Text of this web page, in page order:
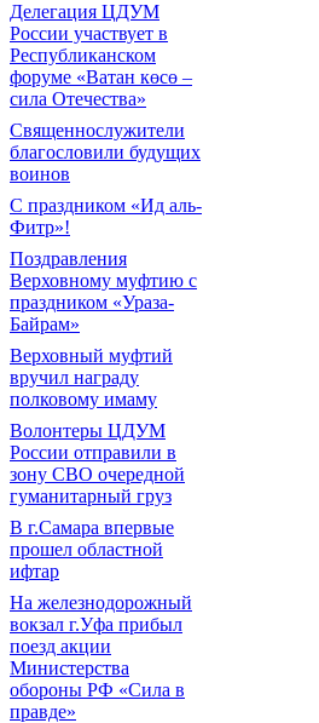
Делегация ЦДУМ
России участвует в
Республиканском
форуме «Ватан көсө –
сила Отечества»
Священнослужители
благословили будущих
воинов
С праздником «Ид аль-
Фитр»!
Поздравления
Верховному муфтию с
праздником «Ураза-
Байрам»
Верховный муфтий
вручил награду
полковому имаму
Волонтеры ЦДУМ
России отправили в
зону СВО очередной
гуманитарный груз
В г.Самара впервые
прошел областной
ифтар
На железнодорожный
вокзал г.Уфа прибыл
поезд акции
Министерства
обороны РФ «Сила в
правде»